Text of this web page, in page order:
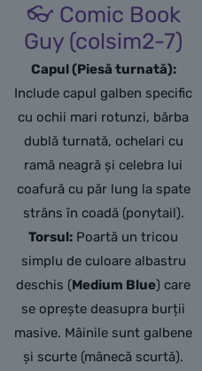
👓 Comic Book
Guy (colsim2-7)
Capul (Piesă turnată):
Include capul galben specific
cu ochii mari rotunzi, bărba
dublă turnată, ochelari cu
ramă neagră și celebra lui
coafură cu păr lung la spate
strâns în coadă (ponytail).
Torsul: Poartă un tricou
simplu de culoare albastru
deschis (Medium Blue) care
se oprește deasupra burții
masive. Mâinile sunt galbene
și scurte (mânecă scurtă).